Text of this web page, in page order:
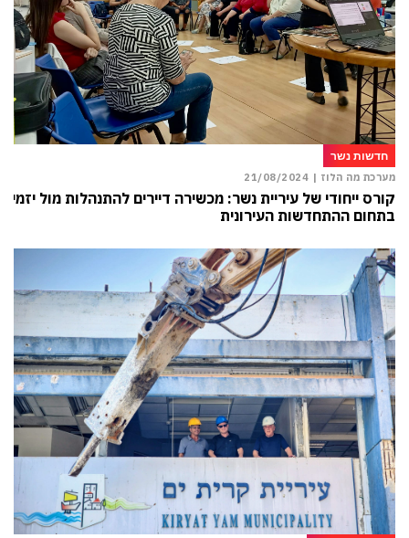
חדשות נשר
מערכת מה הלוז | 21/08/2024
קורס ייחודי של עיריית נשר: מכשירה דיירים להתנהלות מול יזמים
בתחום ההתחדשות העירונית